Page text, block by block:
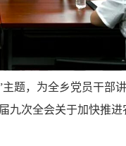
题，为全乡党员干部
九次全会关于加快推